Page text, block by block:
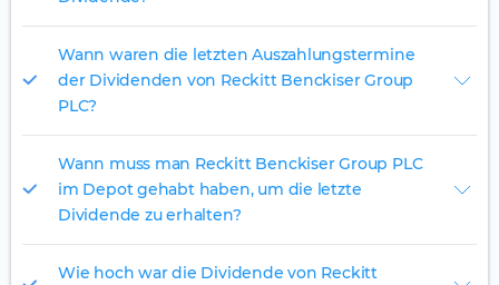
Wann waren die letzten Auszahlungstermine
der Dividenden von Reckitt Benckiser Group
PLC?
Wann muss man Reckitt Benckiser Group PLC
im Depot gehabt haben, um die letzte
Dividende zu erhalten?
Wie hoch war die Dividende von Reckitt